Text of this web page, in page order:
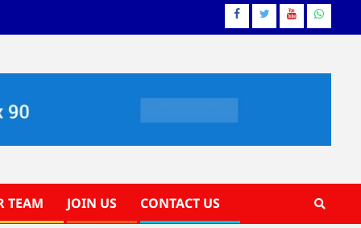
Facebook
TwitterYouTube
TEAM JOIN US CONTACT US